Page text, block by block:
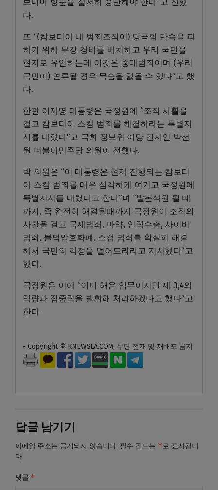
보디아 방문을 철저히 중단해야 한다”고 전했
다.
또 “(캄보디아 내 범죄조직이) 당국의 단속을 피
하기 위해 무장 경비를 배치하고 우리 국민을
현지로 유인하는데 이것은 중대범죄이며 (우리
국민이) 연루될 경우 목숨을 잃을 수 있다”고 했
다.
한편 이재명 대통령은 국정원에 “조직 사활을
걸고 캄보디아 스캠 범죄를 해결하라는 특별지
시를 내렸다”고 국회 정보위 여당 간사인 박선
원 더불어민주당 의원이 전했다.
박 의원은 “이 대통령은 현재 진행되는 캄보디
아 스캠 범죄를 매우 심각하게 여기고 국정원에
특별지시를 내렸다고 한다”며 “발본색원 될 때
까지, 즉 완전히 해결될때까지 국정원이 조직의
사활을 걸고 국제범죄, 마약, 인력수출, 사이버
범죄, 불법암호화폐, 스캠 범죄를 확실히 해결
해서 국민의 걱정을 덜어드리라고 지시했다”고
했다.
국정원은 이에 “이미 해온 임무이지만 제 3,4의
역량과 집중력을 발휘해 처리하겠다고 했다”고
한다.
- Copyright © KNEWSLA.COM, 무단 전재 및 재배포 금지
답글 남기기
이메일 주소는 공개되지 않습니다. 필수 필드는 *로 표시됩니
다
댓글 *